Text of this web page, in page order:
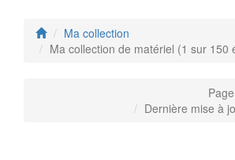
Ma collection
Ma collection de matériel (1 sur 150
Dernière mise à